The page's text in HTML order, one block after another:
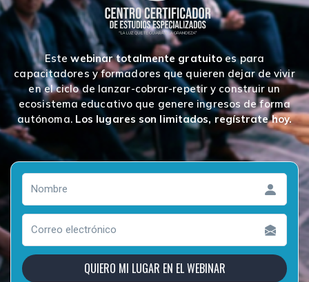
Estewebinar totalmente gratuitoes para
capacitadores y formadores que quieren dejar de vivir
en el ciclo de lanzar-cobrar-repetir y construir un
ecosistema educativo que genere ingresos de forma
autónoma. Los lugares son limitados, regístrate hoy.
QUIERO MI LUGAR EN EL WEBINAR